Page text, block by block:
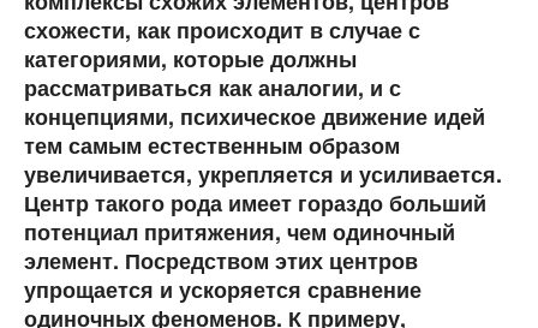
схожести, как происходит в случае с
категориями, которые должны
рассматриваться как аналогии, и с
концепциями, психическое движение идей
тем самым естественным образом
увеличивается, укрепляется и усиливается.
Центр такого рода имеет гораздо больший
потенциал притяжения, чем одиночный
элемент. Посредством этих центров
упрощается и ускоряется сравнение
одиночных феноменов. К примеру,